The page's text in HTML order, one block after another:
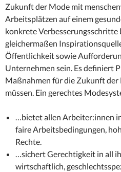
Zukunft der Mode mit
Arbeitsplätzen auf einem
konkrete Verbesserungsschritte
gleichermaßen
Öffentlichkeit sowie
Unternehmen sein. Es definiert
Maßnahmen für die Zukunft der
müssen. Ein gerechtes
…bietet allen Arbeiter:innen
faire Arbeitsbedingungen,
Rechte.
…sichert Gerechtigkeit in all
wirtschaftlich,